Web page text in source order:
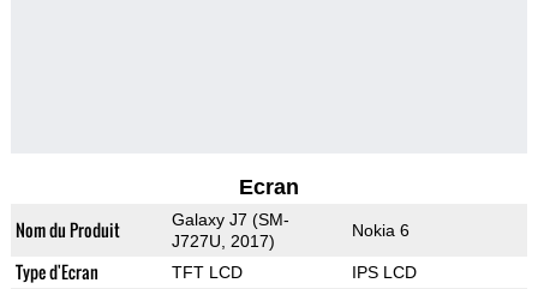
Ecran
Nom du Produit
Galaxy J7 (SM-
J727U, 2017)
Nokia 6
Type d'Ecran TFT LCD IPS LCD